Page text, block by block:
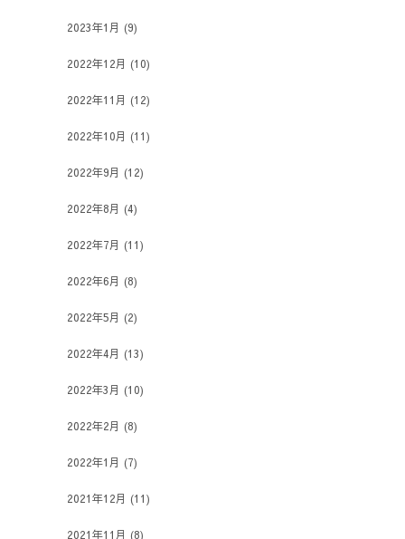
2023年1月 (9)
2022年12月 (10)
2022年11月 (12)
2022年10月 (11)
2022年9月 (12)
2022年8月 (4)
2022年7月 (11)
2022年6月 (8)
2022年5月 (2)
2022年4月 (13)
2022年3月 (10)
2022年2月 (8)
2022年1月 (7)
2021年12月 (11)
2021年11月 (8)